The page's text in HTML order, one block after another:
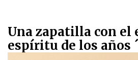
Una zapatilla con el
espíritu de los años